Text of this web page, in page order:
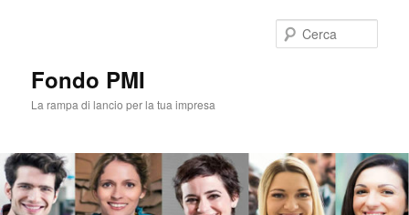
Fondo PMI
La rampa di lancio per la tua impresa